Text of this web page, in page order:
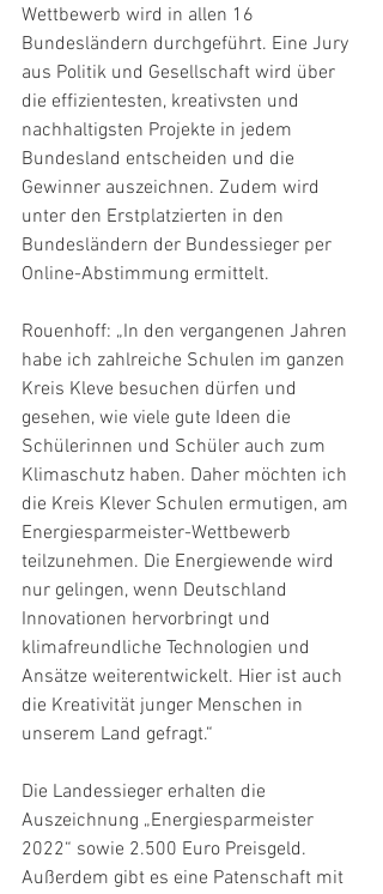
Wettbewerb wird in allen 16
Bundesländern durchgeführt. Eine Jury
aus Politik und Gesellschaft wird über
die effizientesten, kreativsten und
nachhaltigsten Projekte in jedem
Bundesland entscheiden und die
Gewinner auszeichnen. Zudem wird
unter den Erstplatzierten in den
Bundesländern der Bundessieger per
Online-Abstimmung ermittelt.
Rouenhoff: „In den vergangenen Jahren
habe ich zahlreiche Schulen im ganzen
Kreis Kleve besuchen dürfen und
gesehen, wie viele gute Ideen die
Schülerinnen und Schüler auch zum
Klimaschutz haben. Daher möchten ich
die Kreis Klever Schulen ermutigen, am
Energiesparmeister-Wettbewerb
teilzunehmen. Die Energiewende wird
nur gelingen, wenn Deutschland
Innovationen hervorbringt und
klimafreundliche Technologien und
Ansätze weiterentwickelt. Hier ist auch
die Kreativität junger Menschen in
unserem Land gefragt.“
Die Landessieger erhalten die
Auszeichnung „Energiesparmeister
2022“ sowie 2.500 Euro Preisgeld.
Außerdem gibt es eine Patenschaft mit